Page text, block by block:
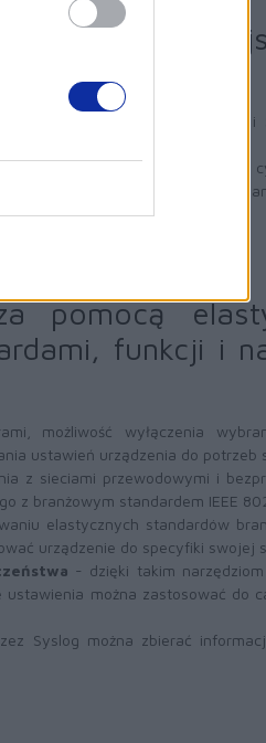
firmę,
z funkcją Secure Function Lock i
bezpieczny rozruch,
end-to-end - z tymi
pomocą
funkcji i
możliwość wyłączenia
ustawień urządzenia do potrzeb
z sieciami przewodowymi i
z branżowym standardem IEEE
elastycznych standardów
urządzenie do specyfiki swojej
- dzięki takim
można zastosować do
Syslog można zbierać